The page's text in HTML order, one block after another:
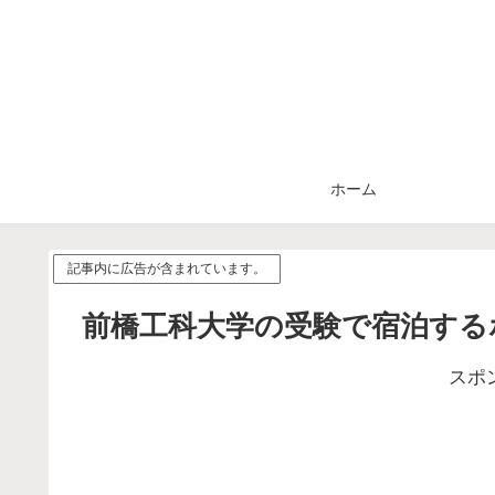
ホーム
記事内に広告が含まれています。
前橋工科大学の受験で宿泊す
スポ